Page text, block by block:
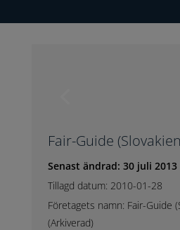
Fair-Guide
Senast ändrad: 30 juli 2013
Tillagd datum: 2010-01-28
Företagets namn: Fair-Guide
(Arkiverad)